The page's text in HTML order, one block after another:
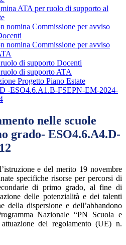
ATA per ruolo di supporto al
nomina Commissione per avviso
nomina Commissione per avviso
di supporto Docenti
di supporto ATA
Progetto Piano Estate
-ESO4.6.A1.B-FSEPN-EM-2024-
nelle scuole
grado- ESO4.6.A4.D-
e del merito 19 novembre
specifiche risorse per percorsi di
di primo grado, al fine di
delle potenzialità e dei talenti
della dispersione e dell’abbandono
Nazionale “PN Scuola e
del regolamento (UE) n.